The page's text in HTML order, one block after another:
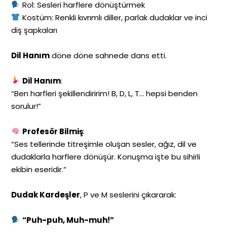
Rol: Sesleri harflere dönüştürmek
Kostüm: Renkli kıvrımlı diller, parlak dudaklar ve inci
diş şapkaları
Dil Hanımdöne döne sahnede dans etti.
Dil Hanım:
“Ben harfleri şekillendiririm! B, D, L, T… hepsi benden
sorulur!”
Profesör Bilmiş:
“Ses tellerinde titreşimle oluşan sesler, ağız, dil ve
dudaklarla harflere dönüşür. Konuşma işte bu sihirli
ekibin eseridir.”
Dudak Kardeşler, P ve M seslerini çıkararak:
“Puh-puh, Muh-muh!”